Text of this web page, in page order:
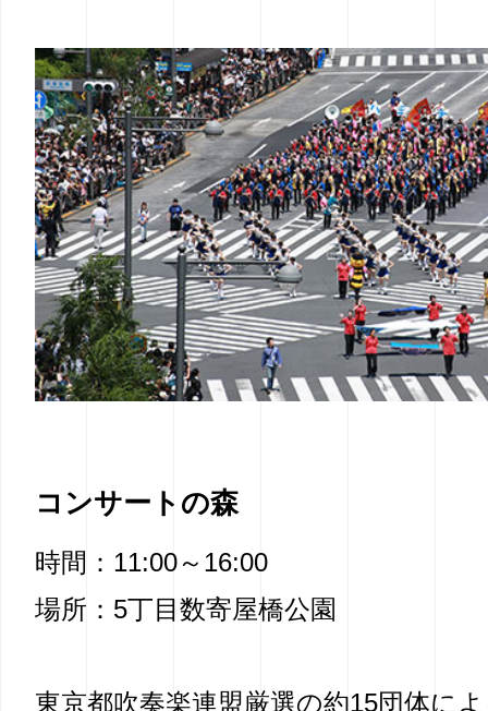
コンサートの森
時間：11:00～16:00
場所：5丁目数寄屋橋公園
東京都吹奏楽連盟厳選の約15団体に